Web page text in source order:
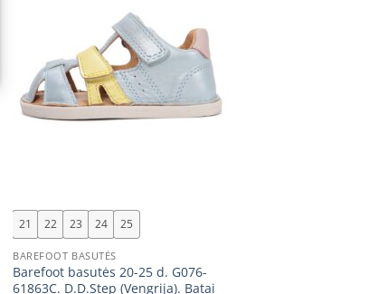
21 22 23 24 25
BAREFOOT BASUTĖS
Barefoot basutės 20-25 d. G076-
61863C. D.D.Step (Vengrija). Batai